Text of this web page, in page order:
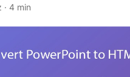
· 4 min